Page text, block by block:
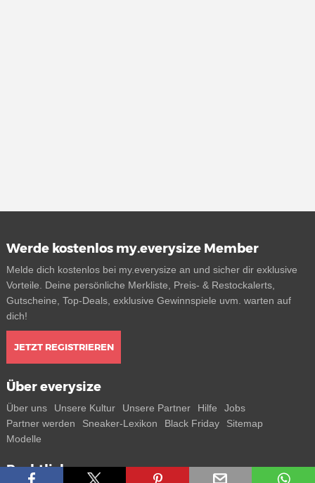
Werde kostenlos my.everysize Member
Melde dich kostenlos bei my.everysize an und sicher dir exklusive
Vorteile. Deine persönliche Merkliste, Preis- & Restockalerts,
Gutscheine, Top-Deals, exklusive Gewinnspiele uvm. warten auf
dich!
JETZT REGISTRIEREN
Über everysize
Über uns Unsere Kultur Unsere Partner Hilfe
Jobs
Partner werden
Sneaker-Lexikon Black Friday
Sitemap
Modelle
Rechtliches